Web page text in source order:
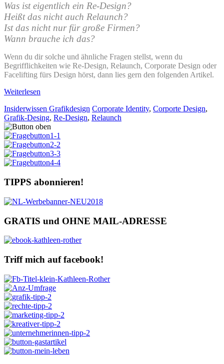
Was ist eigentlich ein Re-Design?
Heißt das nicht auch Relaunch?
Ist das nicht nur für große Firmen?
Wann brauche ich das?
Wenn du dir solche und ähnliche Fragen stellst, wenn du
Begrifflichkeiten wie Re-Design, Relaunch, Corporate Design oder
Facelifting fürs Design hörst, dann lies gern den folgenden Artikel.
Weiterlesen
Insiderwissen Grafikdesign Corporate Identity, Corporte Design,
Grafik-Desing, Re-Design, Relaunch
TIPPS abonnieren!
GRATIS und OHNE MAIL-ADRESSE
Triff mich auf facebook!